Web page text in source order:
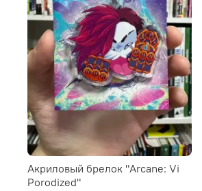
Акриловый брелок "Arcane: Vi
Porodized"